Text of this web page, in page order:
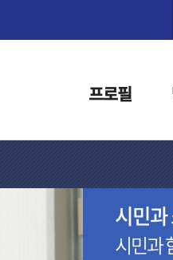
프로필
시민
시민과